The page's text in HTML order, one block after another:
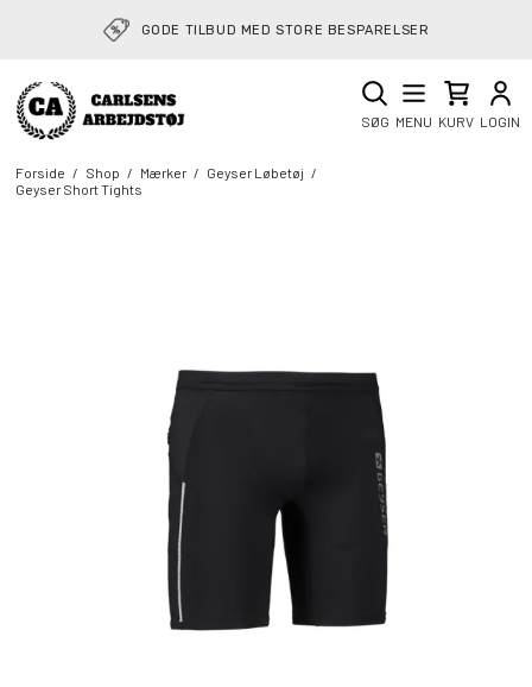
GODE TILBUD MED STORE BESPARELSER
SØG MENU KURV LOGIN
Forside / Shop / Mærker / Geyser Løbetøj /
Geyser Short Tights